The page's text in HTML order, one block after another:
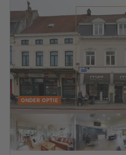
ONDER OPTIE